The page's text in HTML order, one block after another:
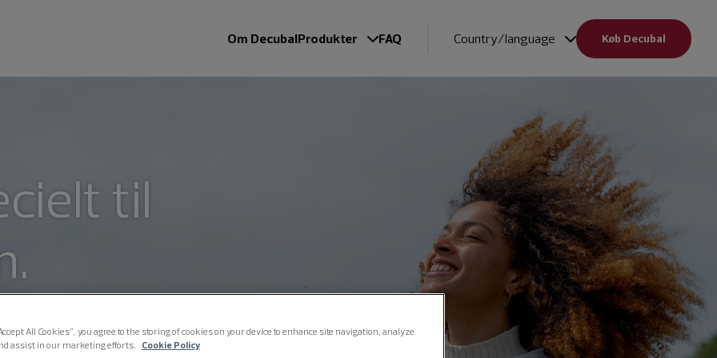
Om DecubalProdukter FAQ Country/language Køb Decubal
til
- det uforudsigelige nordiske vejr
bidende kulde.Decubal tilbyder
dokumenteret effekt, der
All Cookies”, you agree to the storing of cookies on your device to enhance site navigation, analyze
assist in our marketing efforts.
Cookie Policy